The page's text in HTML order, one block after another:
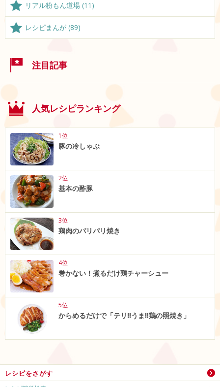
リアル粉もん道場 (11)
レシピまんが (89)
注目記事
人気レシピランキング
1位
豚の冷しゃぶ
2位
基本の酢豚
3位
鶏肉のパリパリ焼き
4位
巻かない！煮るだけ鶏チャーシュー
5位
からめるだけで「テリ‼うま‼鶏の照焼き」
レシピをさがす